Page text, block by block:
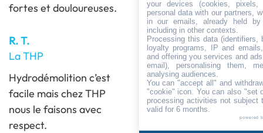
mille bars. Tu fais vibrer
mon corps de ton
énergie et de ton désir.
Je te souhaite une
merveilleuse saint-
Valentin.
fortes et douloureuses.
R. T.
La THP
Hydrodémolition c’est
facile mais chez THP
nous le faisons avec
respect.
your devices (cookies,
personal data with our partners,
in our emails, already held
including in other contexts.
Processing this data (identifiers,
loyalty programs, IP and
and offering you services and
email), personalising them,
analysing audiences.
You can "accept all" and
"cookie" icon . You can also "set
processing activities not subject
valid for 6 months.
powered